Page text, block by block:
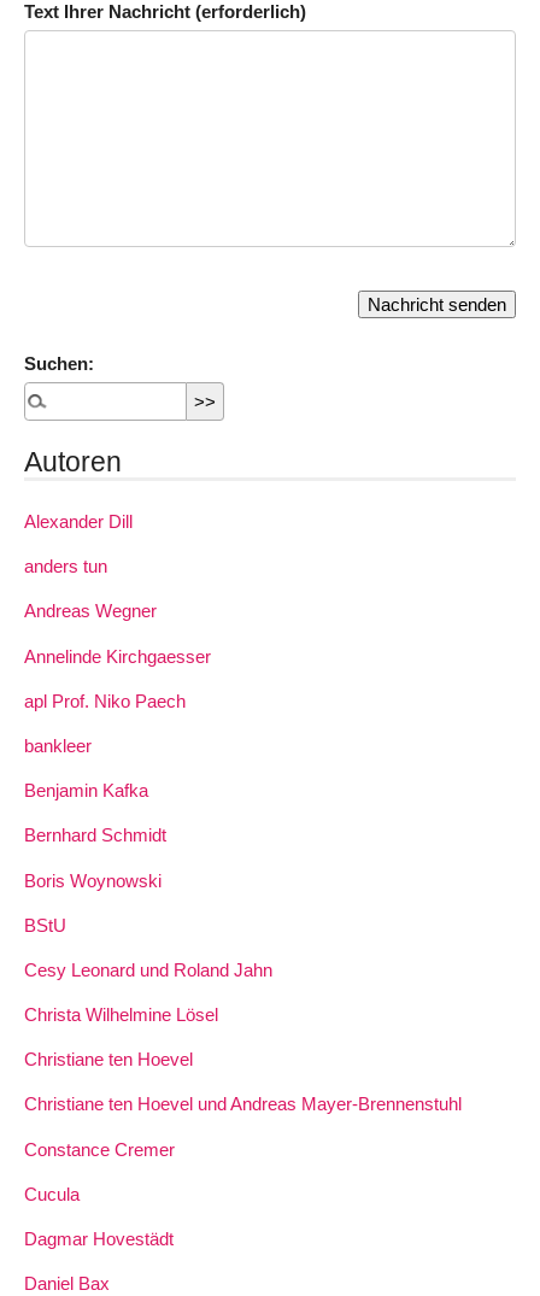
Text Ihrer Nachricht (erforderlich)
Suchen:
Autoren
Alexander Dill
anders tun
Andreas Wegner
Annelinde Kirchgaesser
apl Prof. Niko Paech
bankleer
Benjamin Kafka
Bernhard Schmidt
Boris Woynowski
BStU
Cesy Leonard und Roland Jahn
Christa Wilhelmine Lösel
Christiane ten Hoevel
Christiane ten Hoevel und Andreas Mayer-Brennenstuhl
Constance Cremer
Cucula
Dagmar Hovestädt
Daniel Bax